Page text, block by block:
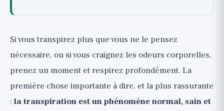
Dissiper le mythe : aluminium dans le
déodorant, cancer et Alzheimer
Si vous transpirez plus que vous ne le pensez
nécessaire, ou si vous craignez les odeurs corporelles,
prenez un moment et respirez profondément. La
première chose importante à dire, et la plus rassurante
: la transpiration est un phénomène normal, sain et